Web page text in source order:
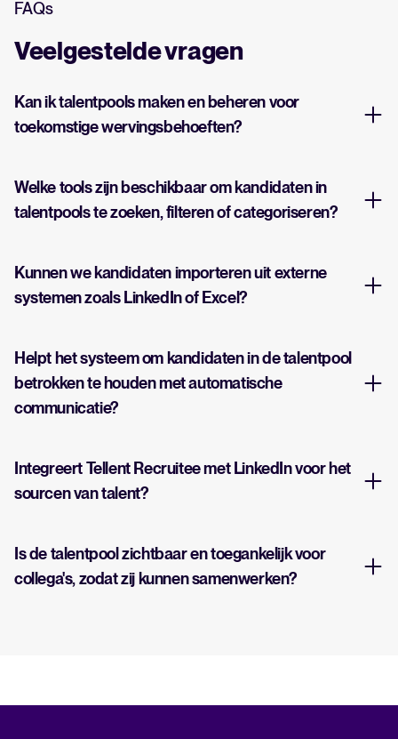
FAQs
Veelgestelde vragen
Kan ik talentpools maken en beheren voor
toekomstige wervingsbehoeften?
Welke tools zijn beschikbaar om kandidaten in
talentpools te zoeken, filteren of categoriseren?
Kunnen we kandidaten importeren uit externe
systemen zoals LinkedIn of Excel?
Helpt het systeem om kandidaten in de talentpool
betrokken te houden met automatische
communicatie?
Integreert Tellent Recruitee met LinkedIn voor het
sourcen van talent?
Is de talentpool zichtbaar en toegankelijk voor
collega's, zodat zij kunnen samenwerken?